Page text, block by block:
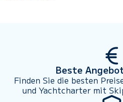
Beste
Finden Sie die besten
und Yachtcharter mit